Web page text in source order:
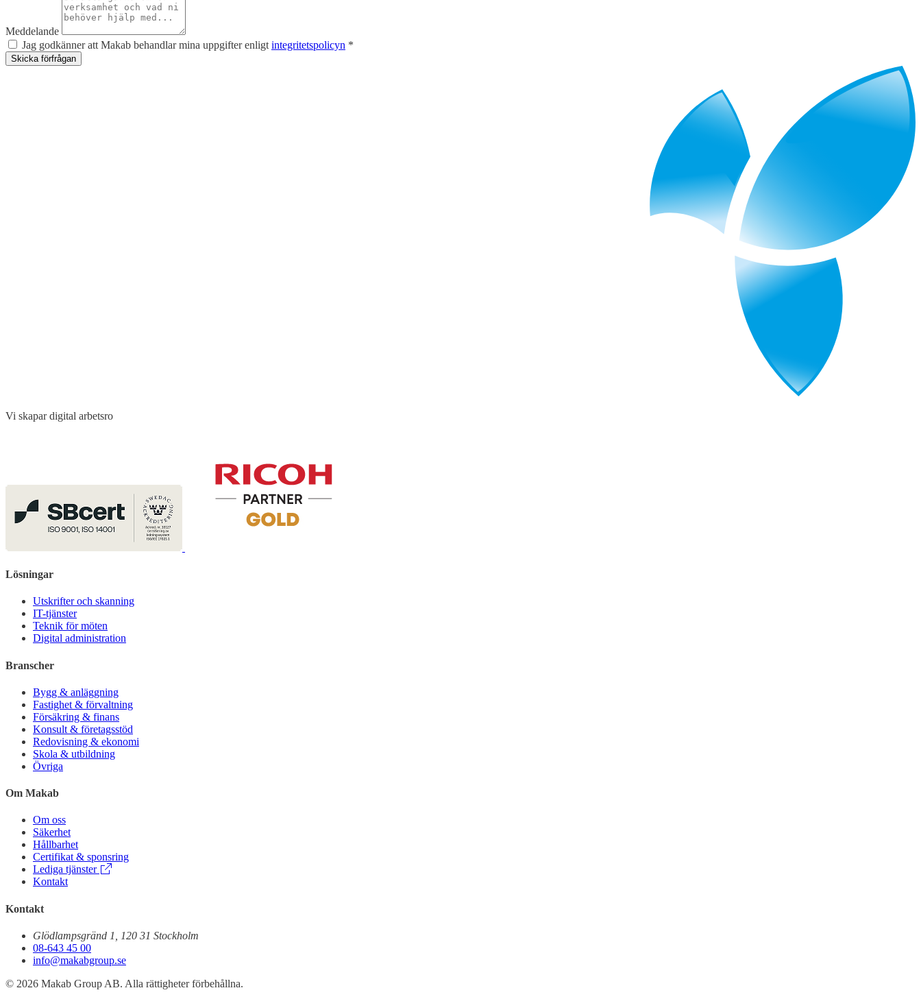
Meddelande
Jag godkänner att Makab behandlar mina uppgifter enligt integritetspolicyn *
Skicka förfrågan
Vi skapar digital arbetsro
Lösningar
Utskrifter och skanning
IT-tjänster
Teknik för möten
Digital administration
Branscher
Bygg & anläggning
Fastighet & förvaltning
Försäkring & finans
Konsult & företagsstöd
Redovisning & ekonomi
Skola & utbildning
Övriga
Om Makab
Om oss
Säkerhet
Hållbarhet
Certifikat & sponsring
Lediga tjänster
Kontakt
Kontakt
Glödlampsgränd 1, 120 31 Stockholm
08-643 45 00
info@makabgroup.se
© 2026 Makab Group AB. Alla rättigheter förbehållna.